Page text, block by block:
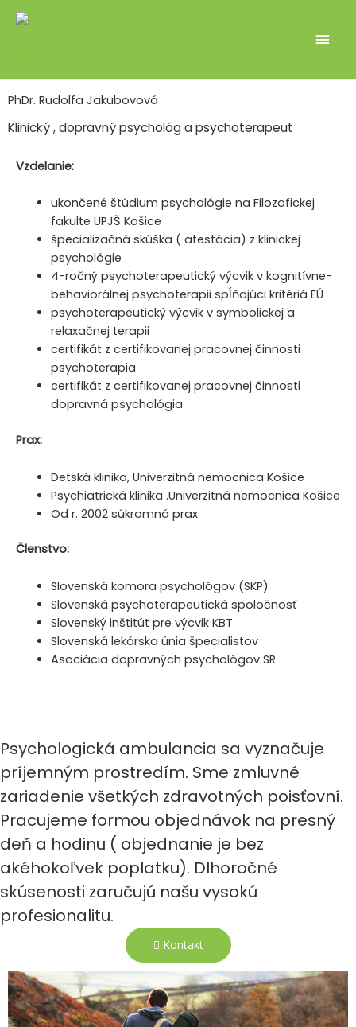
PhDr. Rudolfa Jakubovová
Klinický , dopravný psychológ a psychoterapeut
Vzdelanie:
ukončené štúdium psychológie na Filozofickej
fakulte UPJŠ Košice
špecializačná skúška ( atestácia) z klinickej
psychológie
4-ročný psychoterapeutický výcvik v kognitívne-
behaviorálnej psychoterapii spĺňajúci kritériá EÚ
psychoterapeutický výcvik v symbolickej a
relaxačnej terapii
certifikát z certifikovanej pracovnej činnosti
psychoterapia
certifikát z certifikovanej pracovnej činnosti
dopravná psychológia
Prax:
Detská klinika, Univerzitná nemocnica Košice
Psychiatrická klinika .Univerzitná nemocnica Košice
Od r. 2002 súkromná prax
Členstvo:
Slovenská komora psychológov (SKP)
Slovenská psychoterapeutická spoločnosť
Slovenský inštitút pre výcvik KBT
Slovenská lekárska únia špecialistov
Asociácia dopravných psychológov SR
Psychologická ambulancia sa vyznačuje
príjemným prostredím. Sme zmluvné
zariadenie všetkých zdravotných poisťovní.
Pracujeme formou objednávok na presný
deň a hodinu ( objednanie je bez
akéhokoľvek poplatku). Dlhoročné
skúsenosti zaručujú našu vysokú
profesionalitu.
Kontakt